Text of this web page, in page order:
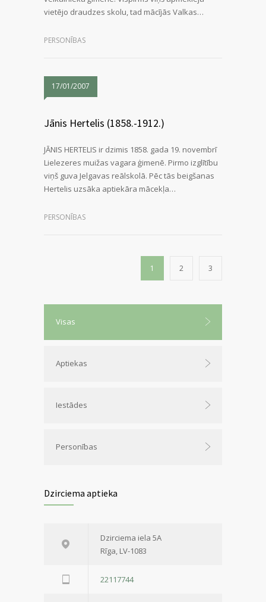
vietējo draudzes skolu, tad mācījās Valkas…
PERSONĪBAS
17/01/2007
Jānis Hertelis (1858.-1912.)
JĀNIS HERTELIS ir dzimis 1858. gada 19. novembrī
Lielezeres muižas vagara ģimenē. Pirmo izglītību
viņš guva Jelgavas reālskolā. Pēc tās beigšanas
Hertelis uzsāka aptiekāra mācekļa…
PERSONĪBAS
1 2 3
Visas
Aptiekas
Iestādes
Personības
Dzirciema aptieka
Dzirciema iela 5A
Rīga, LV-1083
22117744